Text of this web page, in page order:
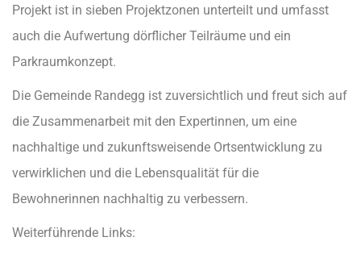
Projekt ist in sieben Projektzonen unterteilt und umfasst
auch die Aufwertung dörflicher Teilräume und ein
Parkraumkonzept.
Die Gemeinde Randegg ist zuversichtlich und freut sich auf
die Zusammenarbeit mit den Expertinnen, um eine
nachhaltige und zukunftsweisende Ortsentwicklung zu
verwirklichen und die Lebensqualität für die
Bewohnerinnen nachhaltig zu verbessern.
Weiterführende Links: